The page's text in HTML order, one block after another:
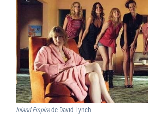
Inland Empirede David Lynch